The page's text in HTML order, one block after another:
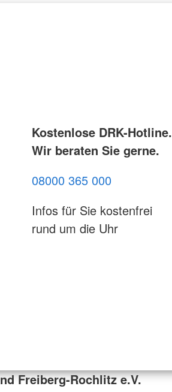
Kostenlose DRK-Hotline.
Wir beraten Sie gerne.
08000 365 000
Infos für Sie kostenfrei
rund um die Uhr
Freiberg-Rochlitz e.V.